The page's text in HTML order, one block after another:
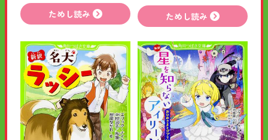
ためし読み ためし読み